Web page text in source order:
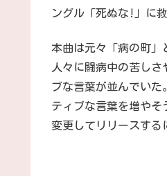
ングル「死ぬな!」に
本曲は元々「病の町」
人々に闘病中の苦し
ブな言葉が並んでい
ティブな言葉を増やそ
変更してリリースする